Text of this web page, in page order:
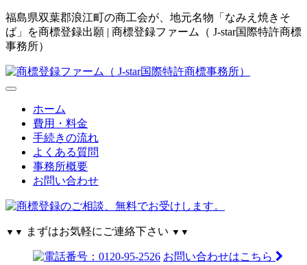
福島県双葉郡浪江町の商工会が、地元名物「なみえ焼きそ
ば」を商標登録出願 | 商標登録ファーム（ J-star国際特許商標
事務所）
ホーム
費用・料金
手続きの流れ
よくある質問
事務所概要
お問い合わせ
▼▼ まずはお気軽にご連絡下さい ▼▼
お問い合わせはこちら